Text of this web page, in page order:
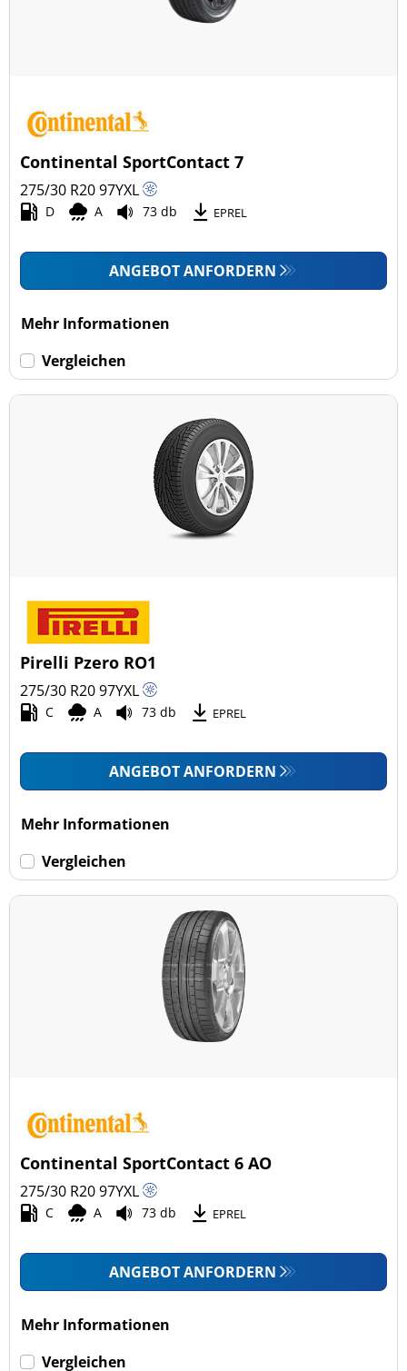
Continental SportContact 7
275/30 R2097YXL
D A 73 db EPREL
ANGEBOT ANFORDERN
Mehr Informationen
Vergleichen
Pirelli Pzero RO1
275/30 R2097YXL
C A 73 db EPREL
ANGEBOT ANFORDERN
Mehr Informationen
Vergleichen
Continental SportContact 6 AO
275/30 R2097YXL
C A 73 db EPREL
ANGEBOT ANFORDERN
Mehr Informationen
Vergleichen